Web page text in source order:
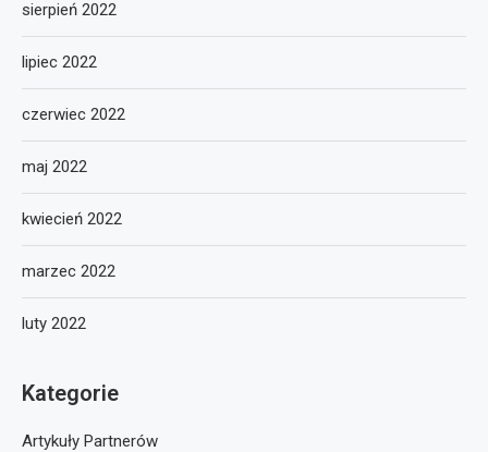
sierpień 2022
lipiec 2022
czerwiec 2022
maj 2022
kwiecień 2022
marzec 2022
luty 2022
Kategorie
Artykuły Partnerów